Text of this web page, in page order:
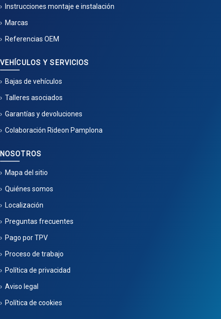
Instrucciones montaje e instalación
Marcas
Referencias OEM
VEHÍCULOS Y SERVICIOS
Bajas de vehículos
Talleres asociados
Garantías y devoluciones
Colaboración Rideon Pamplona
NOSOTROS
Mapa del sitio
Quiénes somos
Localización
Preguntas frecuentes
Pago por TPV
Proceso de trabajo
Política de privacidad
Aviso legal
Política de cookies